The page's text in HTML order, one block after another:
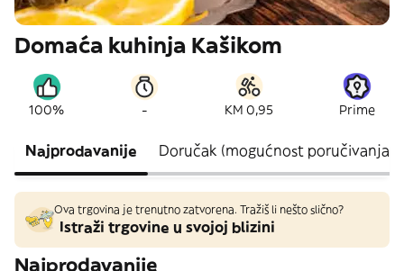
Domaća kuhinja Kašikom
100% - KM 0,95 Prime
Najprodavanije Doručak (mogućnost poručivanja
Ova trgovina je trenutno zatvorena. Tražiš li nešto slično?
Istraži trgovine u svojoj blizini
Najprodavanije